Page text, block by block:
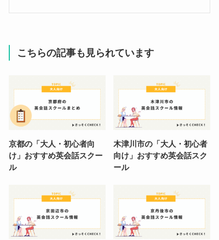
こちらの記事も見られています
京都の「大人・初心者向
け」おすすめ英会話スクー
ル
木津川市の「大人・初心者
向け」おすすめ英会話スク
ール